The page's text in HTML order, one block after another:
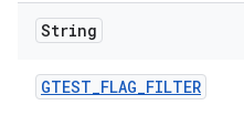
String
GTEST_FLAG_FILTER